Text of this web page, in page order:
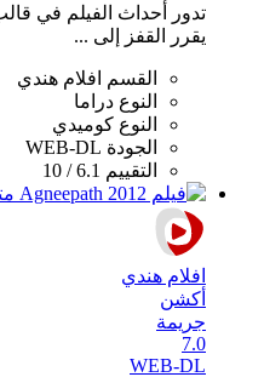
تدور أحداث الفيلم في
يقرر القفز إلى ...
القسم
افلام هندي
النوع دراما
النوع كوميدي
الجودة WEB-DL
التقييم 6.1 / 10
افلام هندي
أكشن
جريمة
7.0
WEB-DL